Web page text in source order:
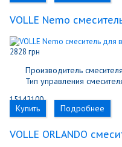
VOLLE Nemo
2828 грн
Производитель
Тип управления
15142100
Купить Подробнее
VOLLE ORLANDO